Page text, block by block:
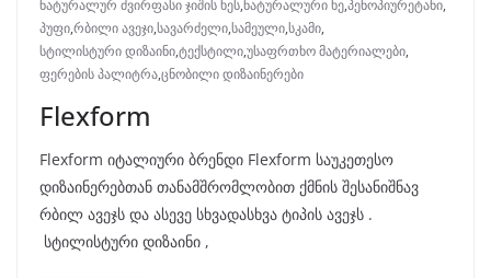
ნატურალურ ძვირფასი ჯიშის ხეს,ნატურალური ხე,პენოპიურეტანი,
პუფი,რბილი ავეჯი,სავარძელი,სამეული,სკამი,
სტილისტური დიზაინი,ტექსტილი,უსაფრთხო მატერიალები,
ფერების პალიტრა,ცნობილი დიზაინერები
Flexform
Flexform იტალიური ბრენდი Flexform საუკეთესო
დიზაინერებთან თანამშრომლობით ქმნის შესანიშნავ
რბილ ავეჯს და ასევე სხვადასხვა ტიპის ავეჯს .
სტილისტური დიზაინი ,